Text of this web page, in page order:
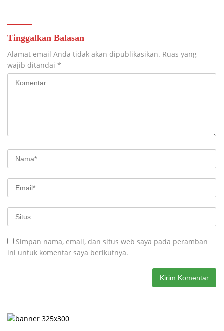
Tinggalkan Balasan
Alamat email Anda tidak akan dipublikasikan. Ruas yang
wajib ditandai *
Simpan nama, email, dan situs web saya pada peramban
ini untuk komentar saya berikutnya.